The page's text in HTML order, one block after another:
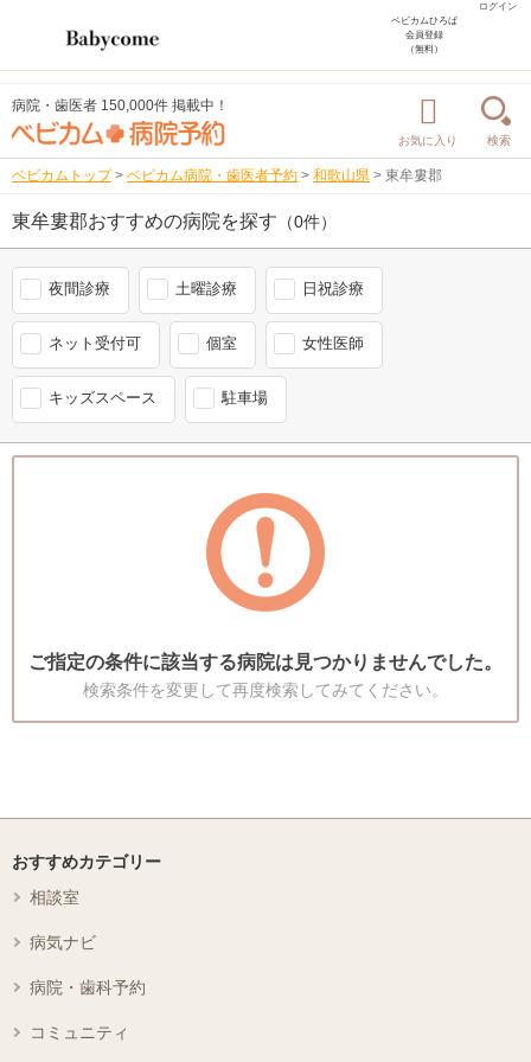
ログイン
ベビカムひろば
会員登録
（無料）
病院・歯医者 150,000件 掲載中！
お気に入り 検索
ベビカムトップ > ベビカム病院・歯医者予約 > 和歌山県 > 東牟婁郡
東牟婁郡おすすめの病院を探す （0件）
夜間診療 土曜診療 日祝診療
ネット受付可 個室 女性医師
キッズスペース 駐車場
ご指定の条件に該当する病院は見つかりませんでした。
検索条件を変更して再度検索してみてください。
おすすめカテゴリー
相談室
病気ナビ
病院・歯科予約
コミュニティ